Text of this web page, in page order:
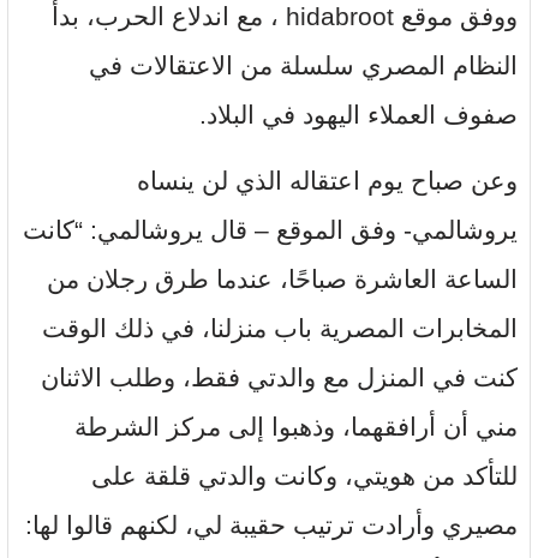
ووفق موقع hidabroot ، مع اندلاع الحرب، بدأ
النظام المصري سلسلة من الاعتقالات في
صفوف العملاء اليهود في البلاد.
وعن صباح يوم اعتقاله الذي لن ينساه
يروشالمي- وفق الموقع – قال يروشالمي: “كانت
الساعة العاشرة صباحًا، عندما طرق رجلان من
المخابرات المصرية باب منزلنا، في ذلك الوقت
كنت في المنزل مع والدتي فقط، وطلب الاثنان
مني أن أرافقهما، وذهبوا إلى مركز الشرطة
للتأكد من هويتي، وكانت والدتي قلقة على
مصيري وأرادت ترتيب حقيبة لي، لكنهم قالوا لها: